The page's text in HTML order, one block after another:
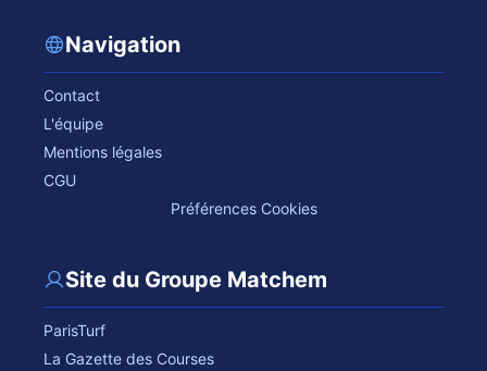
Navigation
Contact
L'équipe
Mentions légales
CGU
Préférences Cookies
Site du Groupe Matchem
ParisTurf
La Gazette des Courses